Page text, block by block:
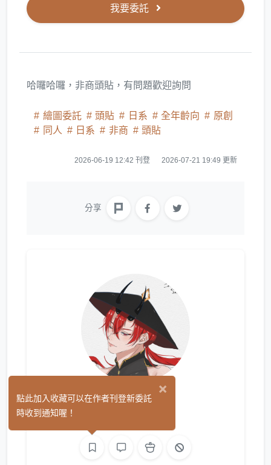
我要委託
哈囉哈囉，非商頭貼，有問題歡迎詢問
繪圖委託 頭貼 日系 全年齡向
原創
同人
日系 非商 頭貼
2026-06-19 12:42 刊登 2026-07-21 19:49 更新
分享
陽宣 (0)
×
點此加入收藏可以在作者刊登新委託
時收到通知喔！